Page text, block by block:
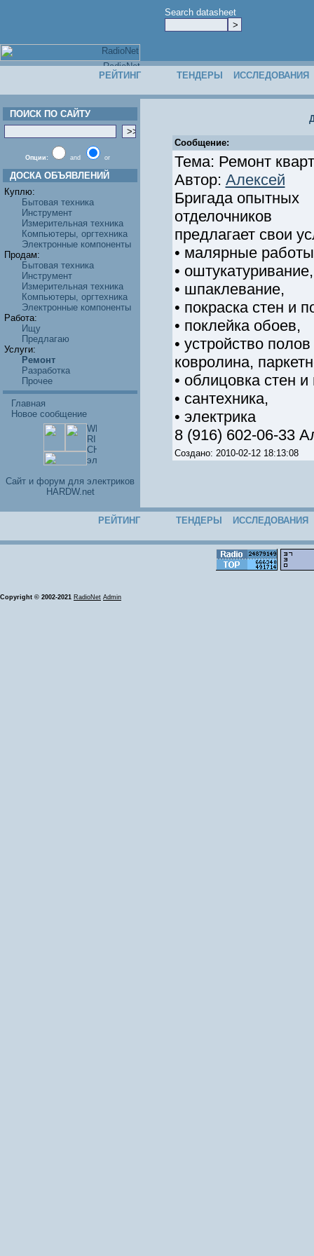
Search datasheet
РЕЙТИНГ ТЕНДЕРЫ ИССЛЕДОВАНИЯ
ПОИСК ПО САЙТУ
Опции: and or
ДОСКА ОБЪЯВЛЕНИЙ
Куплю:
Бытовая техника
Инструмент
Измерительная техника
Компьютеры, оргтехника
Электронные компоненты
Продам:
Бытовая техника
Инструмент
Измерительная техника
Компьютеры, оргтехника
Электронные компоненты
Работа:
Ищу
Предлагаю
Услуги:
Ремонт
Разработка
Прочее
Главная
Новое сообщение
Cайт и форум для электриков
HARDW.net
Сообщение:
Тема: Ремонт
Автор: Алексей
Бригада опытных
отделочников
предлагает свои
• малярные
• оштукатуривание,
• шпаклевание,
• покраска стен и
• поклейка обоев,
• устройство
ковролина,
• облицовка стен
• сантехника,
• электрика
8 (916) 602-06-33
Создано: 2010-02-12 18:13:08
РЕЙТИНГ ТЕНДЕРЫ ИССЛЕДОВАНИЯ
Copyright © 2002-2021 RadioNet Admin